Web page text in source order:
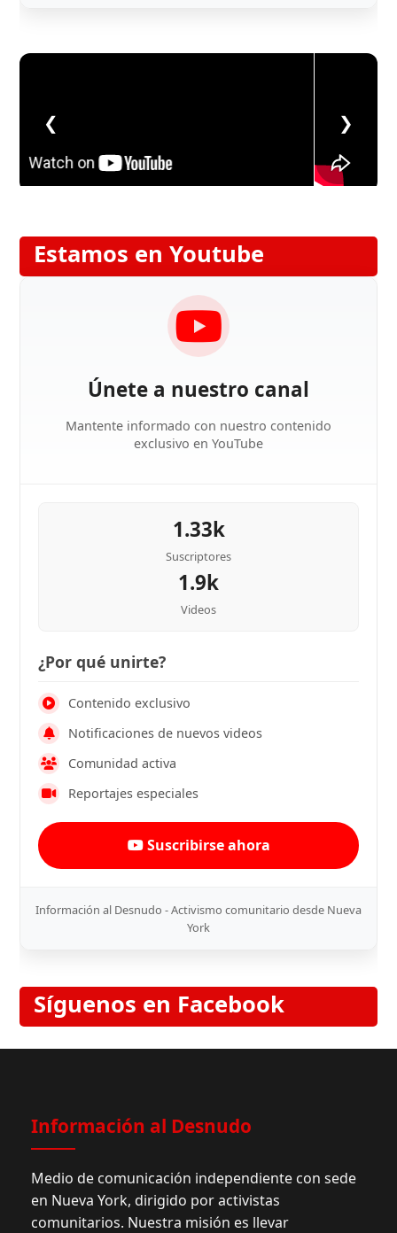
❮ ❯
Estamos en Youtube
Únete a nuestro canal
Mantente informado con nuestro contenido
exclusivo en YouTube
1.33k
Suscriptores
1.9k
Videos
¿Por qué unirte?
Contenido exclusivo
Notificaciones de nuevos videos
Comunidad activa
Reportajes especiales
Suscribirse ahora
Información al Desnudo - Activismo comunitario desde Nueva
York
Síguenos en Facebook
Información al Desnudo
Medio de comunicación independiente con sede
en Nueva York, dirigido por activistas
comunitarios. Nuestra misión es llevar